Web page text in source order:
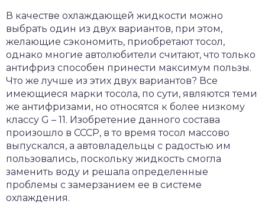
В качестве охлаждающей жидкости можно
выбрать один из двух вариантов, при этом,
желающие сэкономить, приобретают тосол,
однако многие автолюбители считают, что только
антифриз способен принести максимум пользы.
Что же лучше из этих двух вариантов? Все
имеющиеся марки тосола, по сути, являются теми
же антифризами, но относятся к более низкому
классу G – 11. Изобретение данного состава
произошло в СССР, в то время тосол массово
выпускался, а автовладельцы с радостью им
пользовались, поскольку жидкость смогла
заменить воду и решала определенные
проблемы с замерзанием ее в системе
охлаждения.